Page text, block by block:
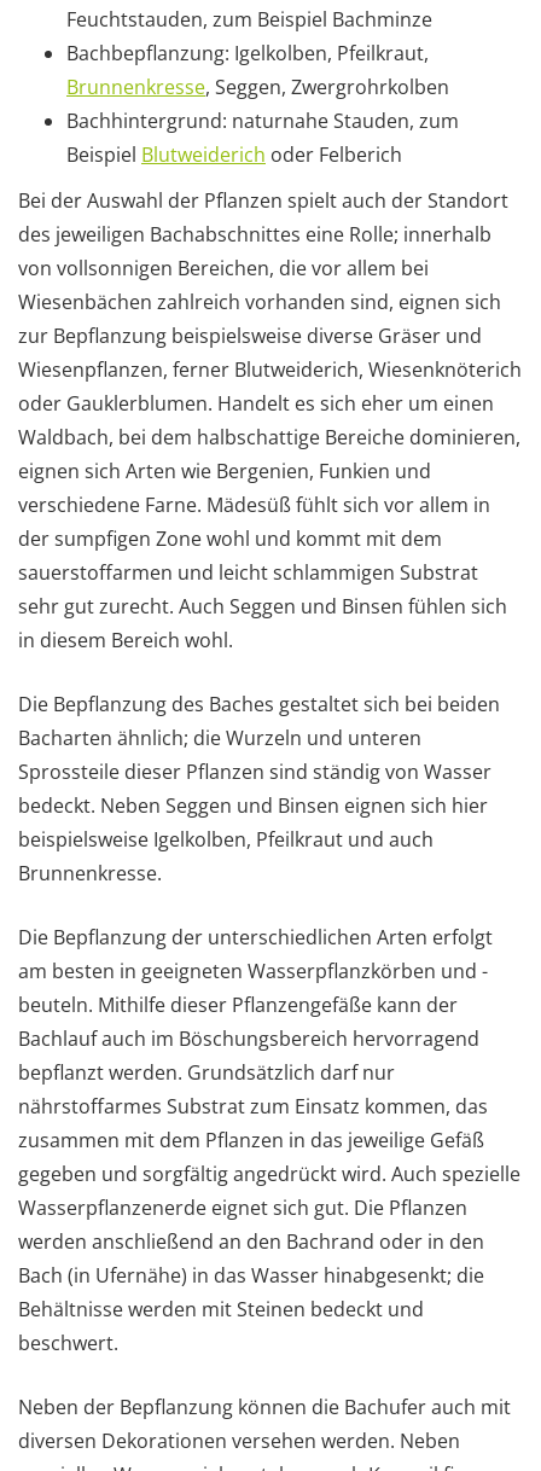
Feuchtstauden, zum Beispiel Bachminze
Bachbepflanzung: Igelkolben, Pfeilkraut,
Brunnenkresse, Seggen, Zwergrohrkolben
Bachhintergrund: naturnahe Stauden, zum
Beispiel Blutweiderich oder Felberich
Bei der Auswahl der Pflanzen spielt auch der Standort
des jeweiligen Bachabschnittes eine Rolle; innerhalb
von vollsonnigen Bereichen, die vor allem bei
Wiesenbächen zahlreich vorhanden sind, eignen sich
zur Bepflanzung beispielsweise diverse Gräser und
Wiesenpflanzen, ferner Blutweiderich, Wiesenknöterich
oder Gauklerblumen. Handelt es sich eher um einen
Waldbach, bei dem halbschattige Bereiche dominieren,
eignen sich Arten wie Bergenien, Funkien und
verschiedene Farne. Mädesüß fühlt sich vor allem in
der sumpfigen Zone wohl und kommt mit dem
sauerstoffarmen und leicht schlammigen Substrat
sehr gut zurecht. Auch Seggen und Binsen fühlen sich
in diesem Bereich wohl.
Die Bepflanzung des Baches gestaltet sich bei beiden
Bacharten ähnlich; die Wurzeln und unteren
Sprossteile dieser Pflanzen sind ständig von Wasser
bedeckt. Neben Seggen und Binsen eignen sich hier
beispielsweise Igelkolben, Pfeilkraut und auch
Brunnenkresse.
Die Bepflanzung der unterschiedlichen Arten erfolgt
am besten in geeigneten Wasserpflanzkörben und -
beuteln. Mithilfe dieser Pflanzengefäße kann der
Bachlauf auch im Böschungsbereich hervorragend
bepflanzt werden. Grundsätzlich darf nur
nährstoffarmes Substrat zum Einsatz kommen, das
zusammen mit dem Pflanzen in das jeweilige Gefäß
gegeben und sorgfältig angedrückt wird. Auch spezielle
Wasserpflanzenerde eignet sich gut. Die Pflanzen
werden anschließend an den Bachrand oder in den
Bach (in Ufernähe) in das Wasser hinabgesenkt; die
Behältnisse werden mit Steinen bedeckt und
beschwert.
Neben der Bepflanzung können die Bachufer auch mit
diversen Dekorationen versehen werden. Neben